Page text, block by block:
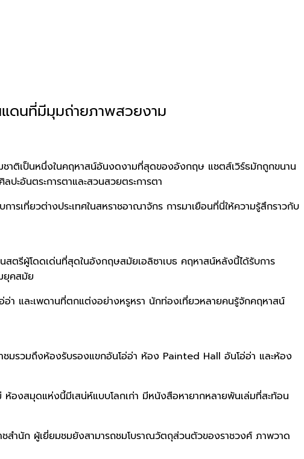
แดนที่มีมุมถ่ายภาพสวยงาม
ชาติเป็นหนึ่งในคฤหาสน์อันงดงามที่สุดของอังกฤษ แชตส์เวิร์ธมักถูกขนาน
ะอันตระการตาและสวนสวยตระการตา
รเที่ยวต่างประเทศในสหราชอาณาจักร การมาเยือนที่นี่ให้ความรู้สึกราวกับ
ตรีผู้โดดเด่นที่สุดในอังกฤษสมัยเอลิซาเบธ คฤหาสน์หลังนี้ได้รับการ
ยุคสมัย
า และเพดานที่ตกแต่งอย่างหรูหรา นักท่องเที่ยวหลายคนรู้จักคฤหาสน์
มรวมถึงห้องรับรองแขกอันโอ่อ่า ห้อง Painted Hall อันโอ่อ่า และห้อง
ห้องสมุดแห่งนี้มีเสน่ห์แบบโลกเก่า มีหนังสือหายากหลายพันเล่มที่สะท้อน
ชสำนัก ผู้เยี่ยมชมยังสามารถชมโบราณวัตถุส่วนตัวของราชวงศ์ ภาพวาด